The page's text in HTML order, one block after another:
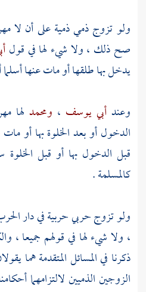
ولو تزوج ذمي ذمية على أن لا
صح ذلك ، ولا شيء لها في قول
يدخل بها طلقها أو مات عنها
وعندأبي يوسف ، ومحمد لها
الدخول أو بعد الخلوة بها أو
قبل الدخول بها أو قبل الخلوة
كالمسلمة .
ولو تزوج حربي حربية في دار
، ولا شيء لها في قولهم جميعا ،
ذكرنا في المسائل المتقدمة هما
الزوجين الذميين لالتزامهما